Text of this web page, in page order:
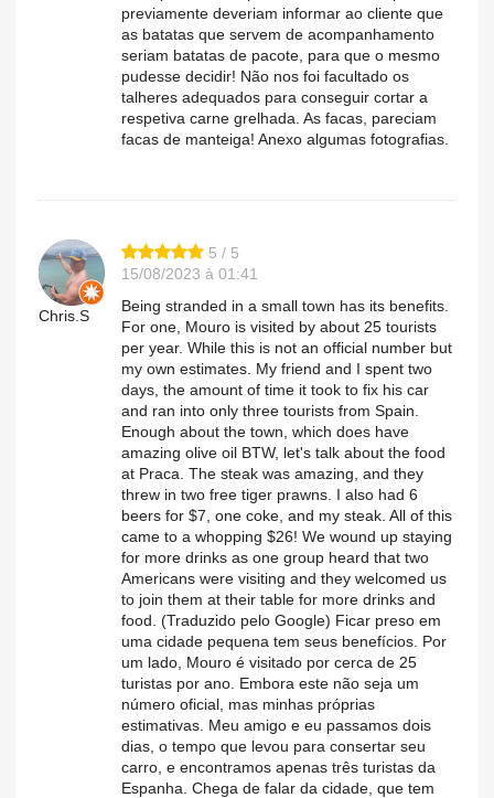
previamente deveriam informar ao cliente que
as batatas que servem de acompanhamento
seriam batatas de pacote, para que o mesmo
pudesse decidir! Não nos foi facultado os
talheres adequados para conseguir cortar a
respetiva carne grelhada. As facas, pareciam
facas de manteiga! Anexo algumas fotografias.
Chris.S
5 / 5
15/08/2023 à 01:41
Being stranded in a small town has its benefits.
For one, Mouro is visited by about 25 tourists
per year. While this is not an official number but
my own estimates. My friend and I spent two
days, the amount of time it took to fix his car
and ran into only three tourists from Spain.
Enough about the town, which does have
amazing olive oil BTW, let's talk about the food
at Praca. The steak was amazing, and they
threw in two free tiger prawns. I also had 6
beers for $7, one coke, and my steak. All of this
came to a whopping $26! We wound up staying
for more drinks as one group heard that two
Americans were visiting and they welcomed us
to join them at their table for more drinks and
food. (Traduzido pelo Google) Ficar preso em
uma cidade pequena tem seus benefícios. Por
um lado, Mouro é visitado por cerca de 25
turistas por ano. Embora este não seja um
número oficial, mas minhas próprias
estimativas. Meu amigo e eu passamos dois
dias, o tempo que levou para consertar seu
carro, e encontramos apenas três turistas da
Espanha. Chega de falar da cidade, que tem